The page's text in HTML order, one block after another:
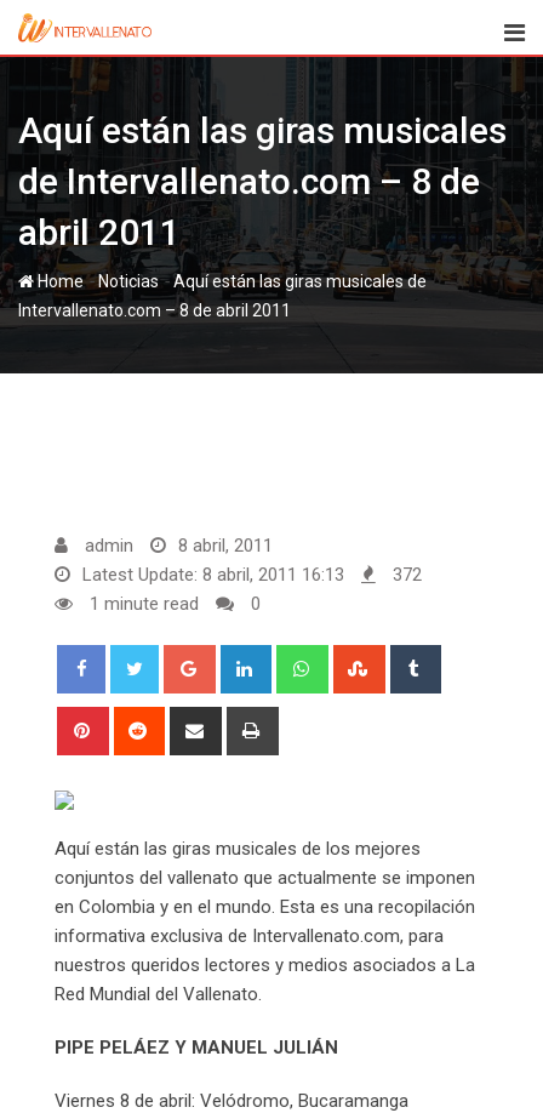
Skip
Aquí están las giras musicales
de Intervallenato.com – 8 de
abril 2011
Home-Noticias-Aquí están las giras musicales de
Intervallenato.com – 8 de abril 2011
admin
8 abril, 2011
Latest Update: 8 abril, 2011 16:13
372
1 minute read
0
Google+ LinkedIn WhatsappStumbleUpon
Pinterest Reddit
Share
Aquí están las giras musicales de los mejores
conjuntos del vallenato que actualmente se imponen
en Colombia y en el mundo. Esta es una recopilación
informativa exclusiva de Intervallenato.com, para
nuestros queridos lectores y medios asociados a La
Red Mundial del Vallenato.
PIPE PELÁEZ Y MANUEL JULIÁN
Viernes 8 de abril: Velódromo, Bucaramanga